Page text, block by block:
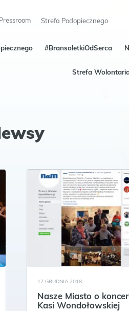
Pressroom Strefa Podopiecznego
#BransoletkiOdSerca
Strefa
17 GRUDNIA 2018
Nasze Miasto o
Kasi Wondołowskiej